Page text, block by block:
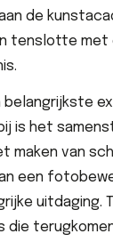
de
tenslotte met
belangrijkste
is het
maken van
een
uitdaging.
die